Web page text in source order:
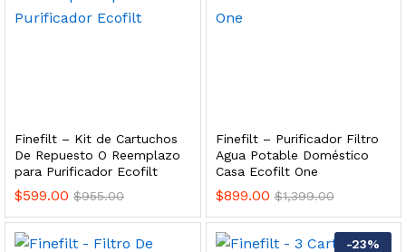
Finefilt – Kit de Cartuchos
De Repuesto O Reemplazo
para Purificador Ecofilt
$599.00 $955.00
Finefilt – Purificador Filtro
Agua Potable Doméstico
Casa Ecofilt One
$899.00 $1,399.00
-23%
grifo y filtración Welltek WT-PWDF-600A
filtración, UV y contador Welltek WT-WFS-BF
Leer más